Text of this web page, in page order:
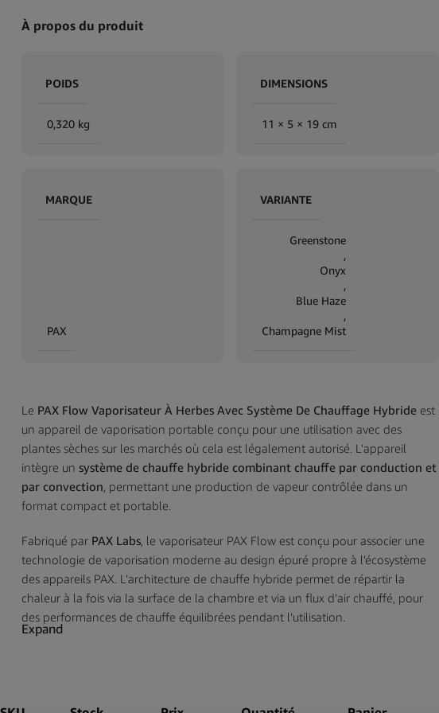
À propos du produit
POIDS
0,320 kg
DIMENSIONS
11 × 5 × 19 cm
MARQUE
PAX
VARIANTE
Greenstone
,
Onyx
,
Blue Haze
,
Champagne Mist
Le PAX Flow Vaporisateur À Herbes Avec Système De Chauffage Hybrideest
un appareil de vaporisation portable conçu pour une utilisation avec des
plantes sèches sur les marchés où cela est légalement autorisé. L’appareil
intègre un système de chauffe hybride combinant chauffe par conduction et
par convection , permettant une production de vapeur contrôlée dans un
format compact et portable.
Fabriqué par PAX Labs, le vaporisateur PAX Flow est conçu pour associer une
technologie de vaporisation moderne au design épuré propre à l’écosystème
des appareils PAX. L’architecture de chauffe hybride permet de répartir la
chaleur à la fois via la surface de la chambre et via un flux d’air chauffé, pour
des performances de chauffe équilibrées pendant l’utilisation.
de chauffe dans la plage de fonctionnement de l’appareil, tandis que la
Expand